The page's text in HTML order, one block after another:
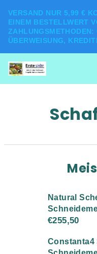
Inhalt
springen
VERSAND NUR 5,99 €
EINEM BESTELLWERT
ZAHLUNGSMETHODEN:
ÜBERWEISUNG,
Natural
€255,50
Constanta4